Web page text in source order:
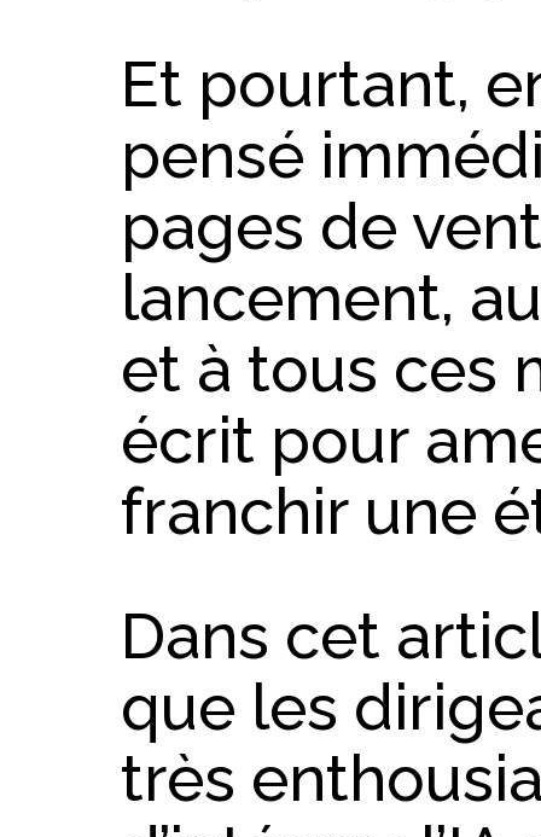
Et pourtant,
pensé
pages de
lancement,
et à tous ces
écrit pour
franchir une
Dans cet
que les
très